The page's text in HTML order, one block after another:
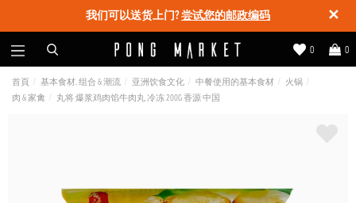
✕
我们可以送货上门?尝试您的邮政编码
0
0
首頁 基本食材, 组合 & 潮流 亚洲饮食文化 中餐使用的基本食材
火锅
肉 & 家禽
丸将 爆浆鸡肉馅牛肉丸 冷冻 200G 香源 中国